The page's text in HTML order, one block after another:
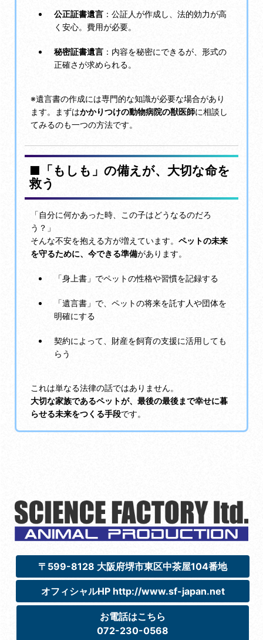
公正証書遺言 ：公証人が作成し、法的効力が高
く安心。費用が必要。
秘密証書遺言 ：内容を秘密にできるが、形式の
正確さが求められる。
※遺言書の作成には専門的な知識が必要な場合があり
ます。まずはかかりつけの動物病院の獣医師に相談し
てみるのも一つの方法です。
■「もしも」の備えが、大切な命を
救う
「自分に何かあった時、この子はどうなるのだろ
う？」
そんな不安を抱える方が増えています。ペットの未来
を守るために、今できる準備があります。
「身上書」でペットの性格や習慣を記録する
「遺言書」で、ペットの将来を託す人や団体を
明確にする
契約によって、財産を飼育の支援に活用しても
らう
これは単なる法律の話ではありません。
大切な家族であるペットが、最後の最後まで幸せに暮
らせる未来をつくる手段です。
〒599-8128 大阪府堺市東区中茶屋104番地
オフィシャルHP http://www.sf-japan.net
お電話はこちら
072-230-0568